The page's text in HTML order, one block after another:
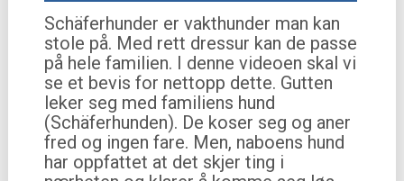
Schäferhunder er vakthunder man kan
stole på. Med rett dressur kan de passe
på hele familien. I denne videoen skal vi
se et bevis for nettopp dette. Gutten
leker seg med familiens hund
(Schäferhunden). De koser seg og aner
fred og ingen fare. Men, naboens hund
har oppfattet at det skjer ting i